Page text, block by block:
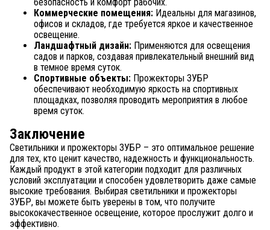
Коммерческие помещения: Идеальны для магазинов,
офисов и складов, где требуется яркое и качественное
освещение.
Ландшафтный дизайн: Применяются для освещения
садов и парков, создавая привлекательный внешний вид
в темное время суток.
Спортивные объекты: Прожекторы ЗУБР
обеспечивают необходимую яркость на спортивных
площадках, позволяя проводить мероприятия в любое
время суток.
Заключение
Светильники и прожекторы ЗУБР – это оптимальное решение
для тех, кто ценит качество, надежность и функциональность.
Каждый продукт в этой категории подходит для различных
условий эксплуатации и способен удовлетворить даже самые
высокие требования. Выбирая светильники и прожекторы
ЗУБР, вы можете быть уверены в том, что получите
высококачественное освещение, которое прослужит долго и
эффективно.